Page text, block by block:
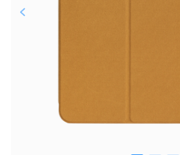
25
% картой любого банка